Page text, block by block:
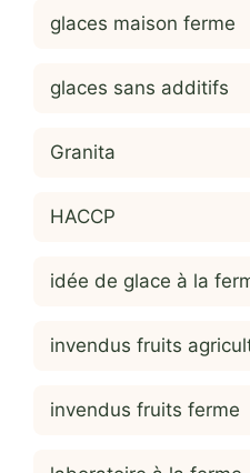
glaces maison ferme
glaces sans additifs
Granita
HACCP
idée de glace à la
invendus fruits
invendus fruits ferme